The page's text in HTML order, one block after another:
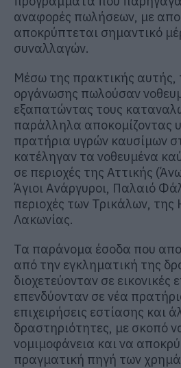
αναφορές πωλήσεων, με
αποκρύπτεται σημαντικό
συναλλαγών.
Μέσω της πρακτικής αυτής,
οργάνωσης πωλούσαν
εξαπατώντας τους
παράλληλα αποκομίζοντας
πρατήρια υγρών καυσίμων
κατέληγαν τα νοθευμένα
σε περιοχές της Αττικής
Άγιοι Ανάργυροι, Παλαιό
περιοχές των Τρικάλων, της
Λακωνίας.
Τα παράνομα έσοδα που
από την εγκληματική της
διοχετεύονταν σε εικονικές
επενδύονταν σε νέα
επιχειρήσεις εστίασης και
δραστηριότητες, με σκοπό
νομιμοφάνεια και να
πραγματική πηγή των